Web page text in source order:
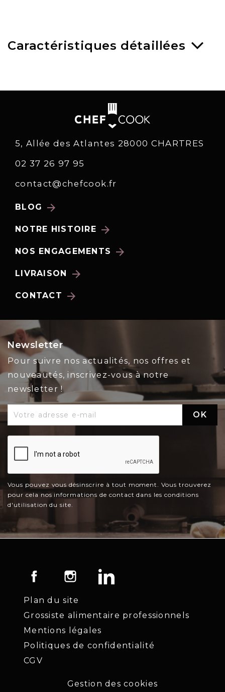
Caractéristiques détaillées
5, Allée des Atlantes 28000 CHARTRES
02 37 26 97 95
contact@chefcook.fr
BLOG arrow_forward
NOTRE HISTOIRE arrow_forward
NOS ENGAGEMENTS arrow_forward
LIVRAISON arrow_forward
CONTACT arrow_forward
Newsletter
Pour suivre nos actualités, nos offres et
nouveautés, inscrivez-vous à notre
newsletter !
Vous pouvez vous désinscrire à tout moment. Vous trouverez
pour cela nos informations de contact dans les conditions
d'utilisation du site.
Facebook Instagram
Plan du site
Grossiste alimentaire professionnels
Mentions légales
Politiques de confidentialité
CGV
Gestion des cookies